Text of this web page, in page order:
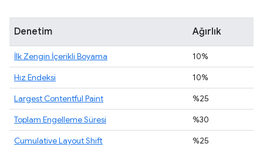
Denetim Ağırlık
İlk Zengin İçerikli Boyama
10%
Hız Endeksi
10%
Largest Contentful Paint
%25
Toplam Engelleme Süresi
%30
Cumulative Layout Shift
%25